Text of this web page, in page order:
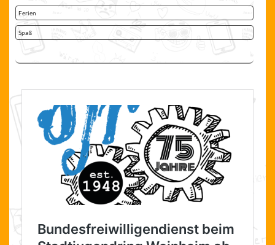
Ferien
Spaß